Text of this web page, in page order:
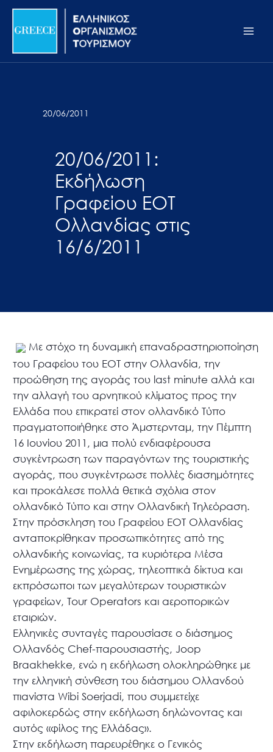
Σημείωση:
ιστότοπος
προσβασιμότητας.
Μετάβαση
περιεχόμενο
20/06/2011
20/06/2011:
Εκδήλωση
Γραφείου ΕΟΤ
Ολλανδίας στις
16/6/2011
Με στόχο τη δυναμική επαναδραστηριοποίηση
του Γραφείου του ΕΟΤ στην Ολλανδία, την
προώθηση της αγοράς του last minute αλλά και
την αλλαγή του αρνητικού κλίματος προς την
Ελλάδα που επικρατεί στον ολλανδικό Τύπο
πραγματοποιήθηκε στο Άμστερνταμ, την Πέμπτη
16 Ιουνίου 2011, μια πολύ ενδιαφέρουσα
συγκέντρωση των παραγόντων της τουριστικής
αγοράς, που συγκέντρωσε πολλές διασημότητες
και προκάλεσε πολλά θετικά σχόλια στον
ολλανδικό Τύπο και στην Ολλανδική Τηλεόραση.
Στην πρόσκληση του Γραφείου ΕΟΤ Ολλανδίας
ανταποκρίθηκαν προσωπικότητες από της
ολλανδικής κοινωνίας, τα κυριότερα Μέσα
Ενημέρωσης της χώρας, τηλεοπτικά δίκτυα και
εκπρόσωποι των μεγαλύτερων τουριστικών
γραφείων, Tour Operators και αεροπορικών
εταιριών.
Ελληνικές συνταγές παρουσίασε ο διάσημος
Ολλανδός Chef-παρουσιαστής, Joop
Braakhekke, ενώ η εκδήλωση ολοκληρώθηκε με
την ελληνική σύνθεση του διάσημου Ολλανδού
πιανίστα Wibi Soerjadi, που συμμετείχε
αφιλοκερδώς στην εκδήλωση δηλώνοντας και
αυτός «φίλος της Ελλάδας».
Στην εκδήλωση παρευρέθηκε ο Γενικός